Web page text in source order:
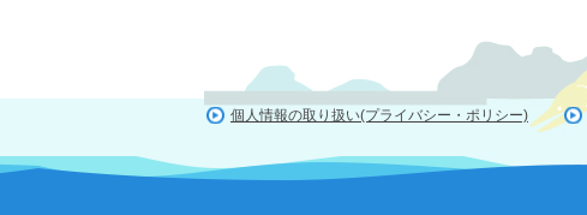
個人情報の取り扱い(プライバシー・ポリシー)